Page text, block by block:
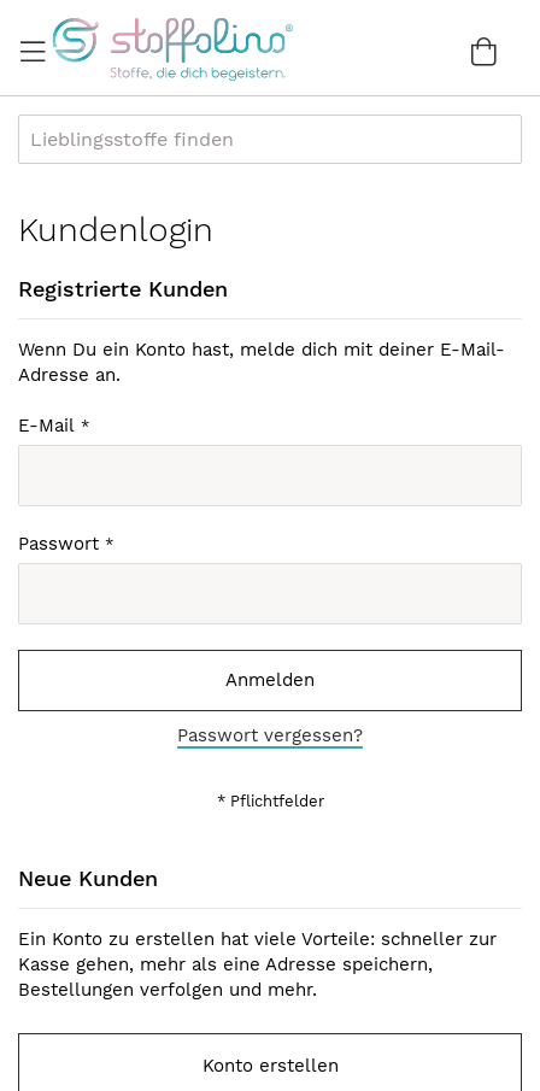
zum
Inhalt
Kundenlogin
Registrierte Kunden
Wenn Du ein Konto hast, melde dich mit deiner E-Mail-
Adresse an.
E-Mail
Passwort
Anmelden
Passwort vergessen?
Neue Kunden
Ein Konto zu erstellen hat viele Vorteile: schneller zur
Kasse gehen, mehr als eine Adresse speichern,
Bestellungen verfolgen und mehr.
Konto erstellen